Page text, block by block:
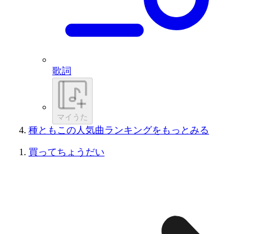
歌詞
マイうた
種ともこの人気曲ランキングをもっとみる
買ってちょうだい